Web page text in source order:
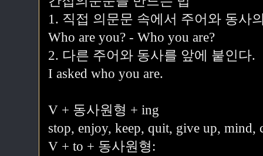
1. 직접 의문문 속에서 주어와 동사
Who are you? - Who you are?
2. 다른 주어와 동사를 앞에 붙인다.
I asked who you are.
V + 동사원형 + ing
stop, enjoy, keep, quit, give up, mind,
V + to + 동사원형: